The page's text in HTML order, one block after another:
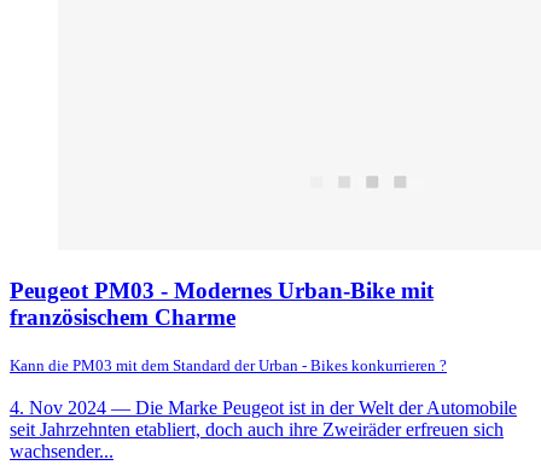
Peugeot PM03 - Modernes Urban-Bike mit
französischem Charme
Kann die PM03 mit dem Standard der Urban - Bikes konkurrieren ?
4. Nov 2024 — Die Marke Peugeot ist in der Welt der Automobile
seit Jahrzehnten etabliert, doch auch ihre Zweiräder erfreuen sich
wachsender...